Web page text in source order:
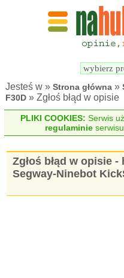
Jesteś w »Strona główna »
F30D » Zgłoś błąd w opisie
PLIKI COOKIES: Serwis
regulaminie
Zgłoś błąd w opisie
Segway-Ninebot